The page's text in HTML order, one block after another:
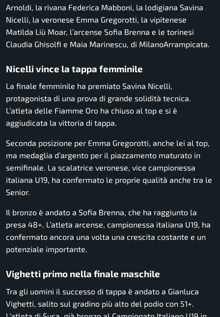
Arnoldi, la rivana Federica Mabboni, la lodigiana Savina
Nicelli, la veronese Emma Gregorotti, la vipitenese
Matilda Liù Moar, l’arcense Sofia Brenna e le torinesi
Claudia Ghisolfi e Maia Marinescu, di MilanoArrampicata.
Nicelli vince la tappa femminile
La finale femminile ha premiato Savina Nicelli,
protagonista di una prova di grande solidità tecnica.
L’atleta delle Fiamme Oro ha chiuso al top e si è
aggiudicata la vittoria di tappa.
Seconda posizione per Emma Gregorotti, anche lei al top,
ma medaglia d’argento per il piazzamento maturato in
semifinale. La scalatrice veronese, vice campionessa
italiana U19, ha confermato le proprie qualità anche tra le
Senior.
Il bronzo è andato a Sofia Brenna, che ha raggiunto la
presa 48+. L’atleta arcense, campionessa italiana U19, ha
confermato ancora una volta una crescita costante e un
potenziale importante.
Vighetti primo nella finale maschile
Tra gli uomini il successo di tappa è andato a Gianluca
Vighetti, salito sul gradino più alto del podio con 51+.